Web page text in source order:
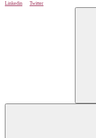
Linkedin
Twitter